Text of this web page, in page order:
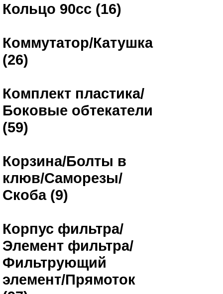
Кольцо 90сс (16)
Коммутатор/Катушка
(26)
Комплект пластика/
Боковые обтекатели
(59)
Корзина/Болты в
клюв/Саморезы/
Скоба (9)
Корпус фильтра/
Элемент фильтра/
Фильтрующий
элемент/Прямоток